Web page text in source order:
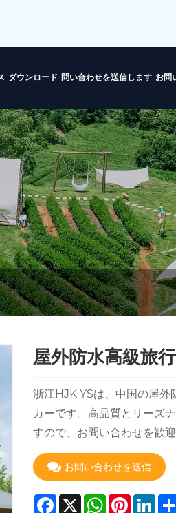
ダウンロード 問い合わせを送信します お問
屋外防水高級旅
浙江HJK YSは、中国の屋外
カーです。高品質とリーズ
すので、お問い合わせを歓迎
お問い合わせを送信
Facebook
X WhatsApp